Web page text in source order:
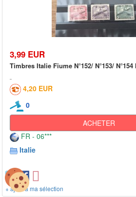
3,99 EUR
Timbres Italie Fiume N°152/ N°153/ N°154
4,20 EUR
0
ACHETER
FR - 06***
Italie
+ ajout à ma sélection